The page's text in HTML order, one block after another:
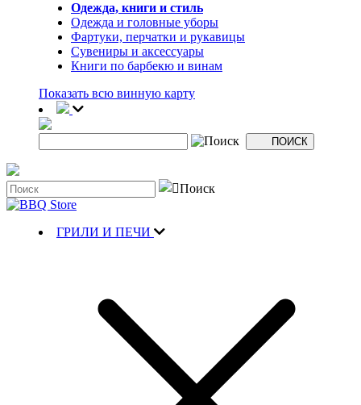
Одежда, книги и стиль
Одежда и головные уборы
Фартуки, перчатки и рукавицы
Сувениры и аксессуары
Книги по барбекю и винам
Показать всю винную карту
ГРИЛИ И ПЕЧИ